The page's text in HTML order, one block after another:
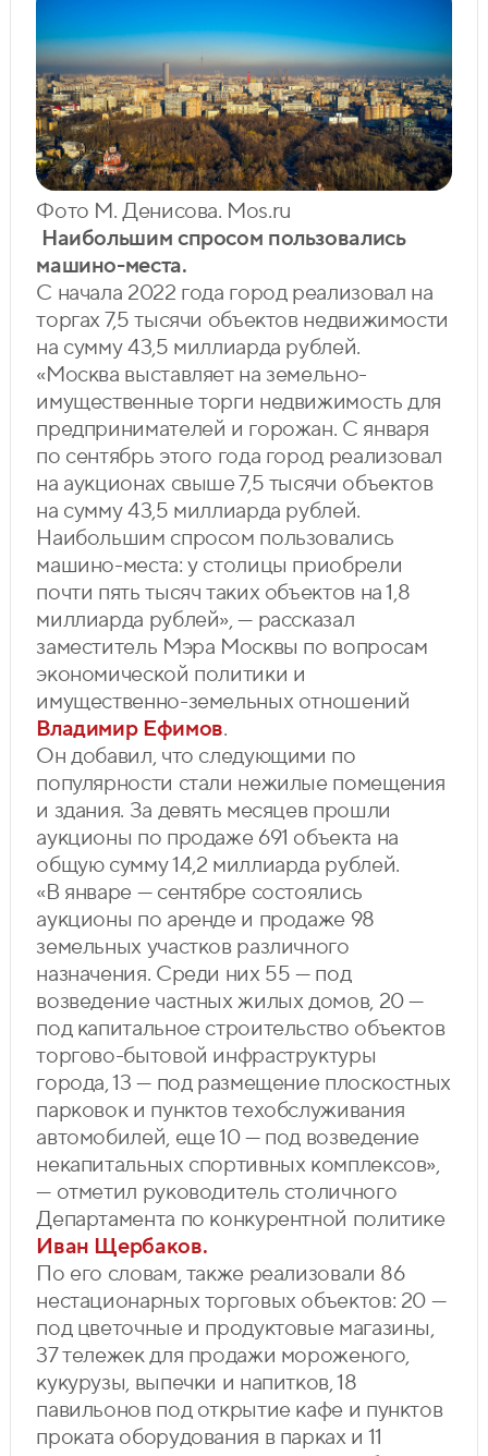
Фото М. Денисова. Mos.ru
Наибольшим спросом пользовались
машино-места.
С начала 2022 года город реализовал на
торгах 7,5 тысячи объектов недвижимости
на сумму 43,5 миллиарда рублей.
«Москва выставляет на земельно-
имущественные торги недвижимость для
предпринимателей и горожан. С января
по сентябрь этого года город реализовал
на аукционах свыше 7,5 тысячи объектов
на сумму 43,5 миллиарда рублей.
Наибольшим спросом пользовались
машино-места: у столицы приобрели
почти пять тысяч таких объектов на 1,8
миллиарда рублей», — рассказал
заместитель Мэра Москвы по вопросам
экономической политики и
имущественно-земельных отношений
Владимир Ефимов.
Он добавил, что следующими по
популярности стали нежилые помещения
и здания. За девять месяцев прошли
аукционы по продаже 691 объекта на
общую сумму 14,2 миллиарда рублей.
«В январе — сентябре состоялись
аукционы по аренде и продаже 98
земельных участков различного
назначения. Среди них 55 — под
возведение частных жилых домов, 20 —
под капитальное строительство объектов
торгово-бытовой инфраструктуры
города, 13 — под размещение плоскостных
парковок и пунктов техобслуживания
автомобилей, еще 10 — под возведение
некапитальных спортивных комплексов»,
— отметил руководитель столичного
Департамента по конкурентной политике
Иван Щербаков.
По его словам, также реализовали 86
нестационарных торговых объектов: 20 —
под цветочные и продуктовые магазины,
37 тележек для продажи мороженого,
кукурузы, выпечки и напитков, 18
павильонов под открытие кафе и пунктов
проката оборудования в парках и 11